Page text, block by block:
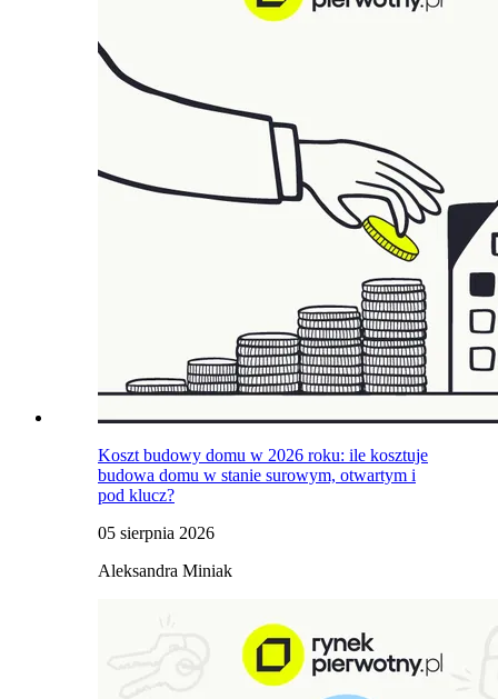
Koszt budowy domu w 2026 roku: ile kosztuje
budowa domu w stanie surowym, otwartym i
pod klucz?
05 sierpnia 2026
Aleksandra Miniak